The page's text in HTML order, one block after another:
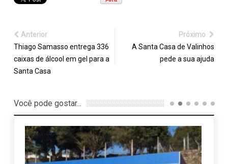
Anterior
Thiago Samasso entrega 336
caixas de álcool em gel para a
Santa Casa
Próximo
A Santa Casa de Valinhos
pede a sua ajuda
Você pode gostar...